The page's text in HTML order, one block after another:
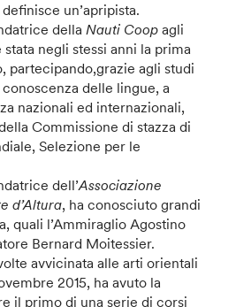
definisce un’apripista.
dellaNauti Coop agli
negli stessi anni la prima
partecipando,grazie agli studi
delle lingue, a
nazionali ed internazionali,
Commissione di stazza di
Selezione per le
dell’Associazione
d’Altura, ha conosciuto grandi
quali l’Ammiraglio Agostino
Bernard Moitessier.
avvicinata alle arti orientali
2015, ha avuto la
il primo di una serie di corsi